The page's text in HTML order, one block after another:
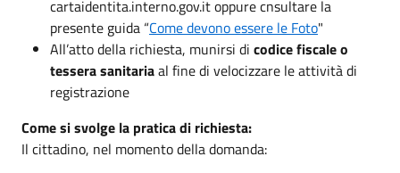
cartaidentita.interno.gov.it oppure cnsultare la
presente guida “Come devono essere le Foto"
All’atto della richiesta, munirsi di codice fiscale o
tessera sanitariaal fine di velocizzare le attività di
registrazione
Come si svolge la pratica di richiesta:
Il cittadino, nel momento della domanda: